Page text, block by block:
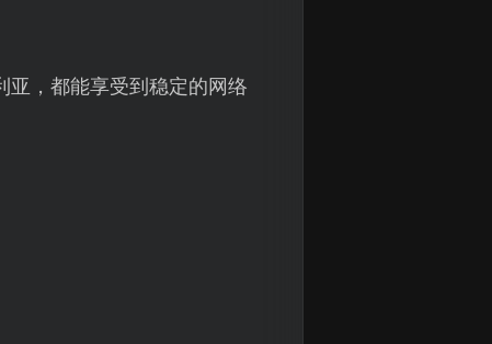
亚，都能享受到稳定的网络